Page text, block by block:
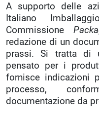
A supporto delle
Italiano
Commissione
redazione di un
prassi. Si tratta di
pensato per i
fornisce indicazioni
processo,
documentazione da